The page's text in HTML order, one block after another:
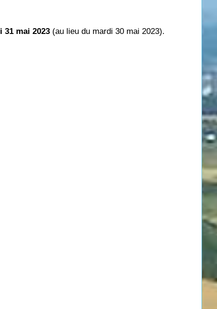
31 mai 2023 (au lieu du mardi 30 mai 2023).